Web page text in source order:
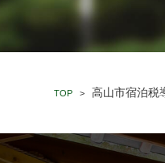
TOP > 高山市宿泊税